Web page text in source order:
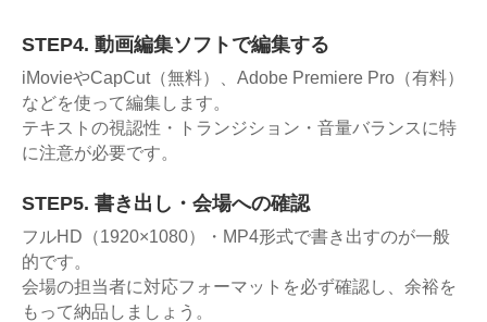
STEP4. 動画編集ソフトで編集する
iMovieやCapCut（無料）、Adobe Premiere Pro（有料）
などを使って編集します。
テキストの視認性・トランジション・音量バランスに特
に注意が必要です。
STEP5. 書き出し・会場への確認
フルHD（1920×1080）・MP4形式で書き出すのが一般
的です。
会場の担当者に対応フォーマットを必ず確認し、余裕を
もって納品しましょう。